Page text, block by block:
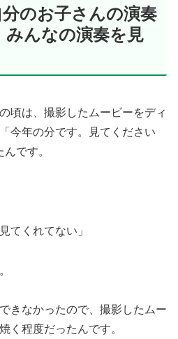
のお子さんの演奏
んなの演奏を見
頃は、撮影したムービーをディ
今年の分です。見てください
です。
てくれてない」
きなかったので、撮影したムー
く程度だったんです。